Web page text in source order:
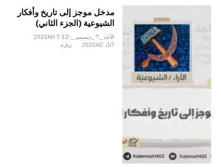
مدخل موجز إلى تاريخ وأفكار
الشيوعية (الجزء الثاني)
الأحد _7 _ديسمبر _2025AH 7-12-
2025AD
7 زيارة